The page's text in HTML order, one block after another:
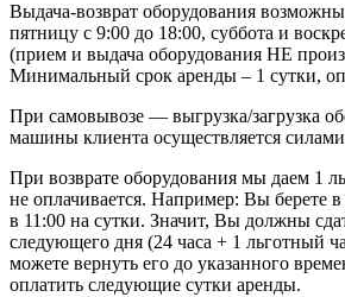
Выдача-возврат оборудования
пятницу с 9:00 до 18:00, суббота и
(прием и выдача оборудования НЕ
Минимальный срок аренды – 1 сутки,
При самовывозе — выгрузка/загрузка
машины клиента осуществляется силами
При возврате оборудования мы даем 1
не оплачивается. Например: Вы берете
в 11:00 на сутки. Значит, Вы должны
следующего дня (24 часа + 1 льготный
можете вернуть его до указанного
оплатить следующие сутки аренды.